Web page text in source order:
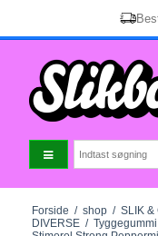
Forside / shop / SLIK &
DIVERSE / Tyggegummi